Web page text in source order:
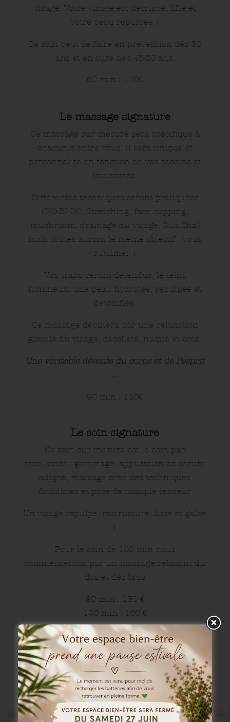
visage. Votre visage est décrispé, lifté et
votre peau repulpée !
Ce soin peut se faire en prévention dès 30
ans et en cure des 45-50 ans.
60 min : 110 €
Le massage signature
Ce massage sur mesure sera spécifique à
chacun d’entre vous. Il sera unique et
personnalisé en fonction de vos besoins et
vos envies.
Différentes techniques seront pratiquées
(KO-BI-DO, Stretching, face cupping,
mushroom, drainage du visage, Gua Sha)
mais toutes auront le même objectif : vous
sublimer !
Vos traits seront détendus, le teint
lumineux, une peau hydratée, repulpée et
detoxifiée.
Ce massage débutera par une relaxation
globale du visage, décolleté, nuque et bras.
Une véritable détente du corps et de l’esprit
…
90 min : 130 €
Le soin signature
Ce soin sur mesure est le soin par
excellence : g ommage, application de sérum
adapté, massage avec des techniques
facialistes et pose de masque tenseur
Un visage repulpé, restructuré, lissé et galbé
!
Pour le soin de 120 min nous
commencerons par un massage relaxant du
dos et des bras
90 min : 130 €
120 min : 160 €
Des réductions en
choisissant nos forfaits